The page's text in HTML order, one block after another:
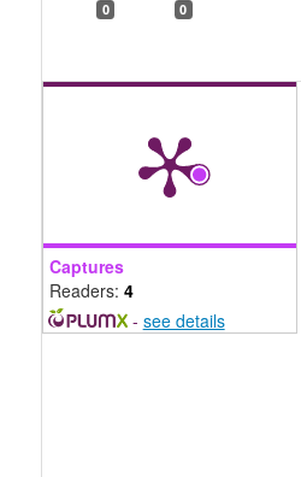
0 0
Captures
Readers: 4
- see details